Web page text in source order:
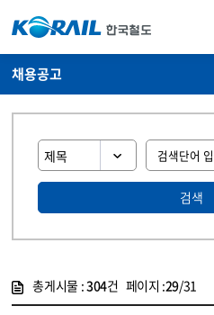
채용공고
검색
총게시물 :304건 페이지 :29/31